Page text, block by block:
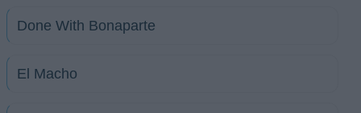
Done With Bonaparte
El Macho